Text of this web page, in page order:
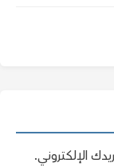
الإلكتروني.